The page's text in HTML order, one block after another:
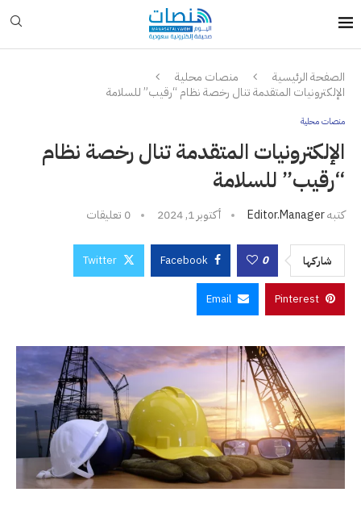
الصفحة الرئيسية
منصات محلية
الإلكترونيات المتقدمة تنال رخصة نظام “رقيب” للسلامة
منصات محلية
الإلكترونيات المتقدمة تنال رخصة نظام
“رقيب” للسلامة
كتبهEditor.manager أكتوبر 1, 2024 0 تعليقات
شاركها 0
Facebook
Twitter
Pinterest
Email